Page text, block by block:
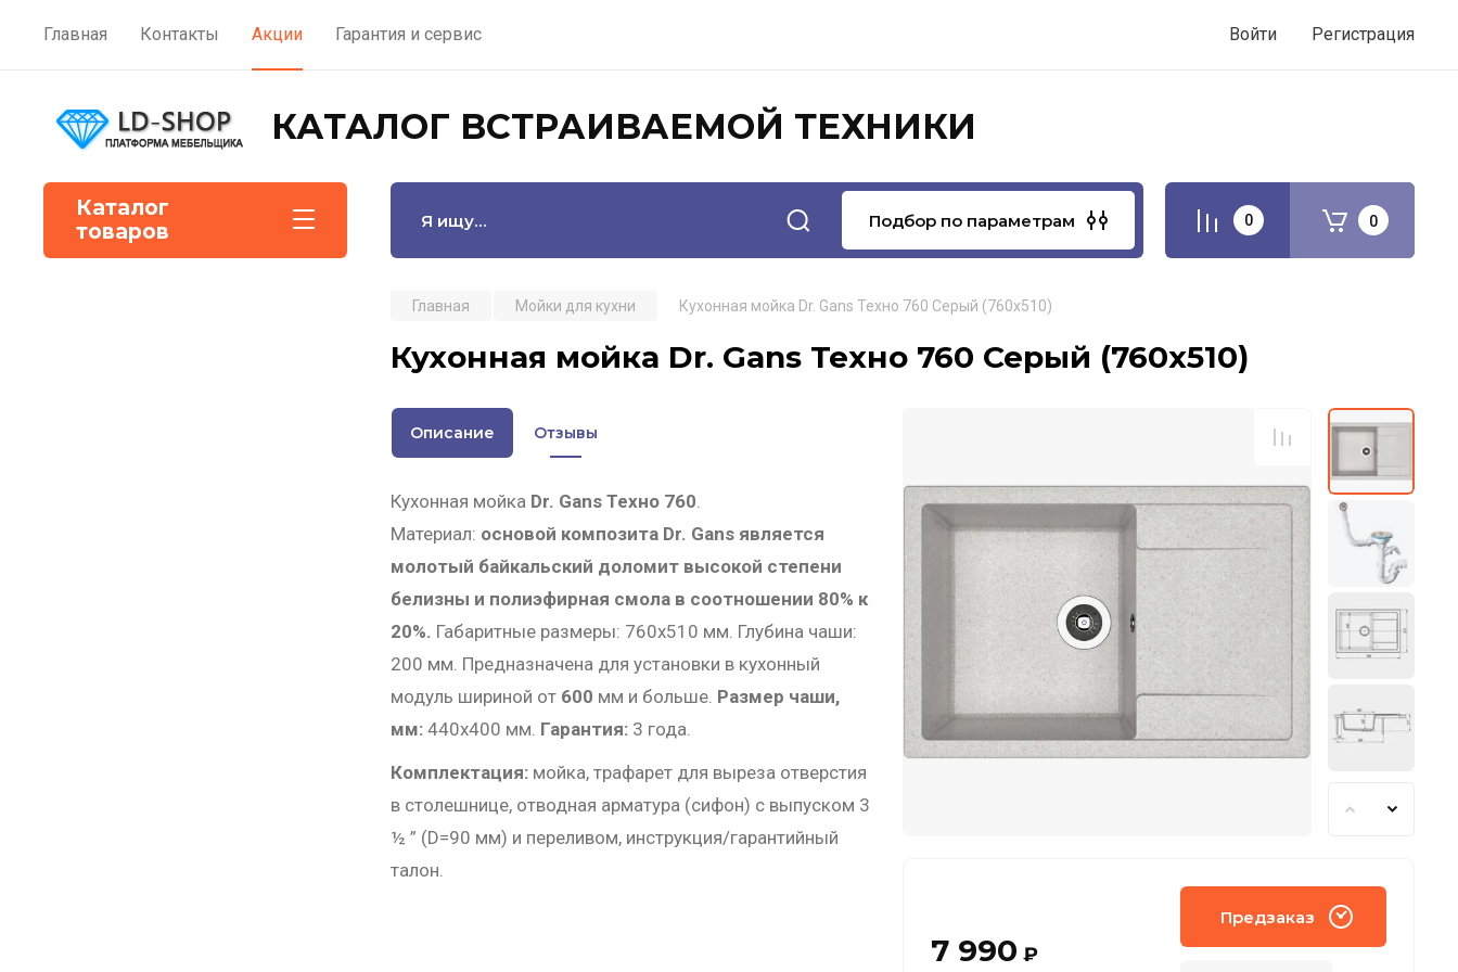
Главная Контакты Акции Гарантия и сервис Войти Регистрация
КАТАЛОГ ВСТРАИВАЕМОЙ ТЕХНИКИ
Каталог
товаров
Подбор по параметрам 0 0
Главная Мойки для кухни Кухонная мойка Dr. Gans Техно 760 Серый (760х510)
Кухонная мойка Dr. Gans Техно 760 Серый (760х510)
7 990 ₽
Предзаказ
Описание Отзывы
Кухонная мойка Dr. Gans Техно 760.
Материал: основой композита Dr. Gans является
молотый байкальский доломит высокой степени
белизны и полиэфирная смола в соотношении 80% к
20%. Габаритные размеры: 760х510 мм. Глубина чаши:
200 мм. Предназначена для установки в кухонный
модуль шириной от 600 мм и больше. Размер чаши,
мм: 440х400 мм. Гарантия: 3 года.
Комплектация: мойка, трафарет для выреза отверстия
в столешнице, отводная арматура (сифон) с выпуском 3
½ ” (D=90 мм) и переливом, инструкция/гарантийный
талон.